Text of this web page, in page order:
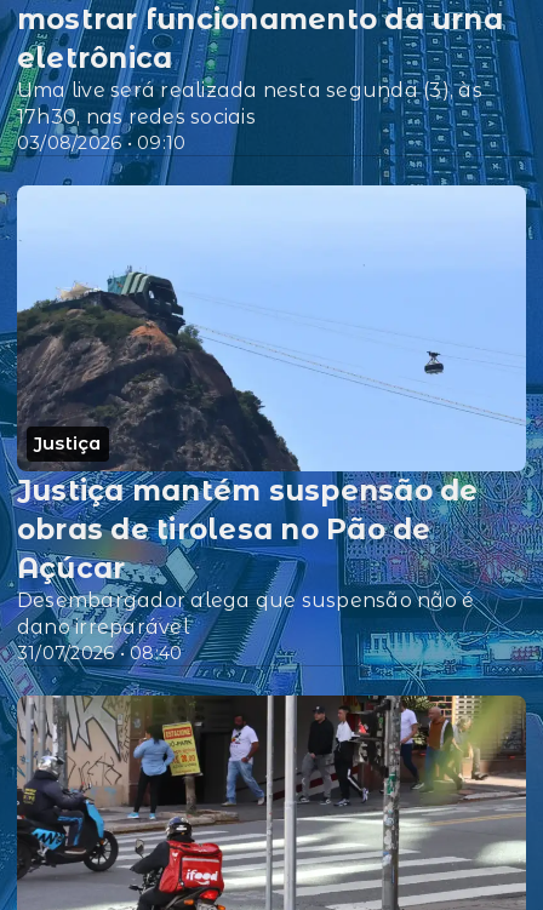
03/08/2026 • 09:10
mostrar funcionamento da urna
eletrônica
Uma live será realizada nesta segunda (3), às
17h30, nas redes sociais
Justiça
31/07/2026 • 08:40
Justiça mantém suspensão de
obras de tirolesa no Pão de
Açúcar
Desembargador alega que suspensão não é
dano irreparável